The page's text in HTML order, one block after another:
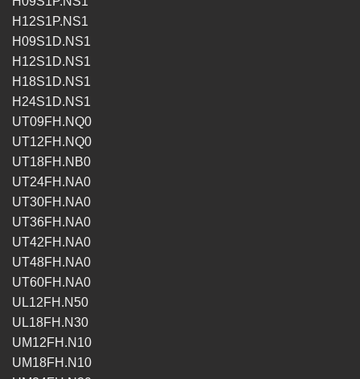
H12S1P.NS1
H09S1D.NS1
H12S1D.NS1
H18S1D.NS1
H24S1D.NS1
UT09FH.NQ0
UT12FH.NQ0
UT18FH.NB0
UT24FH.NA0
UT30FH.NA0
UT36FH.NA0
UT42FH.NA0
UT48FH.NA0
UT60FH.NA0
UL12FH.N50
UL18FH.N30
UM12FH.N10
UM18FH.N10